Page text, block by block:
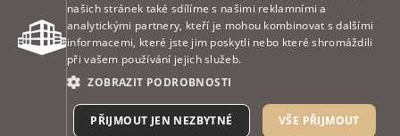
našich stránek také sdílíme s našimi reklamními a
analytickými partnery, kteří je mohou kombinovat s dalšími
informacemi, které jste jim poskytli nebo které shromáždili
při vašem používání jejich služeb.
ZOBRAZIT PODROBNOSTI
VŠE PŘIJMOUT
PŘIJMOUT JEN NEZBYTNÉ